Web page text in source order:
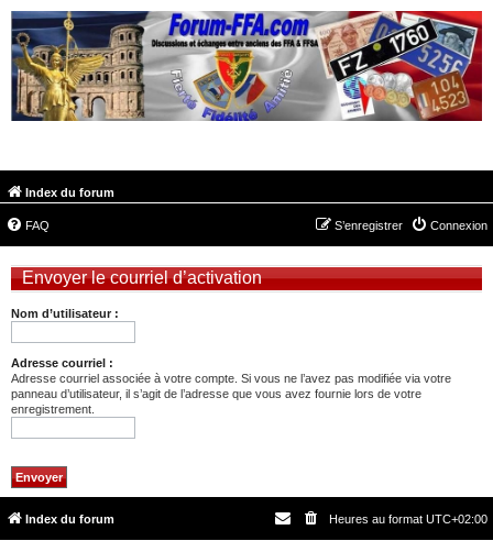
Index du forum
FAQ Connexion
S’enregistrer
Envoyer le courriel d’activation
Nom d’utilisateur :
Adresse courriel :
Adresse courriel associée à votre compte. Si vous ne l’avez pas modifiée via votre
panneau d’utilisateur, il s’agit de l’adresse que vous avez fournie lors de votre
enregistrement.
Index du forum Heures au format UTC+02:00